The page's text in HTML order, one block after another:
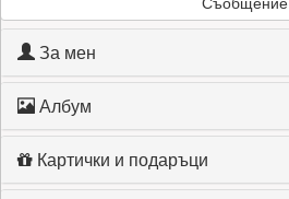
За мен
Албум
Картички и подаръци